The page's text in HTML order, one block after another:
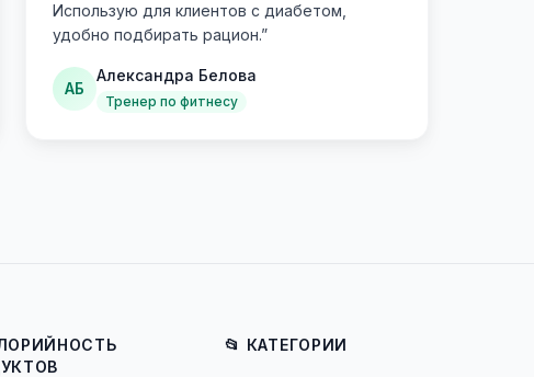
Использую для клиентов с диабетом,
удобно подбирать рацион.”
АБ
Александра Белова
Тренер по фитнесу
📂 КАТЕГОРИИ